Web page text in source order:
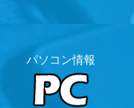
パソコン情報